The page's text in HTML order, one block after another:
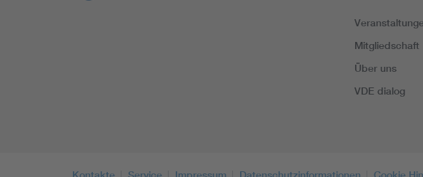
Mitgliedschaft
Über uns
VDE dialog